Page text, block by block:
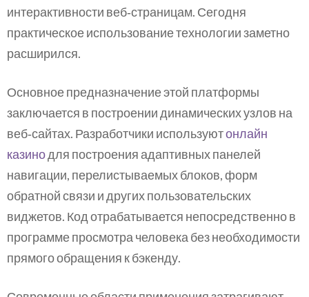
интерактивности веб‑страницам. Сегодня
практическое использование технологии заметно
расширился.
Основное предназначение этой платформы
заключается в построении динамических узлов на
веб‑сайтах. Разработчики используютонлайн
казинодля построения адаптивных панелей
навигации, перелистываемых блоков, форм
обратной связи и других пользовательских
виджетов. Код отрабатывается непосредственно в
программе просмотра человека без необходимости
прямого обращения к бэкенду.